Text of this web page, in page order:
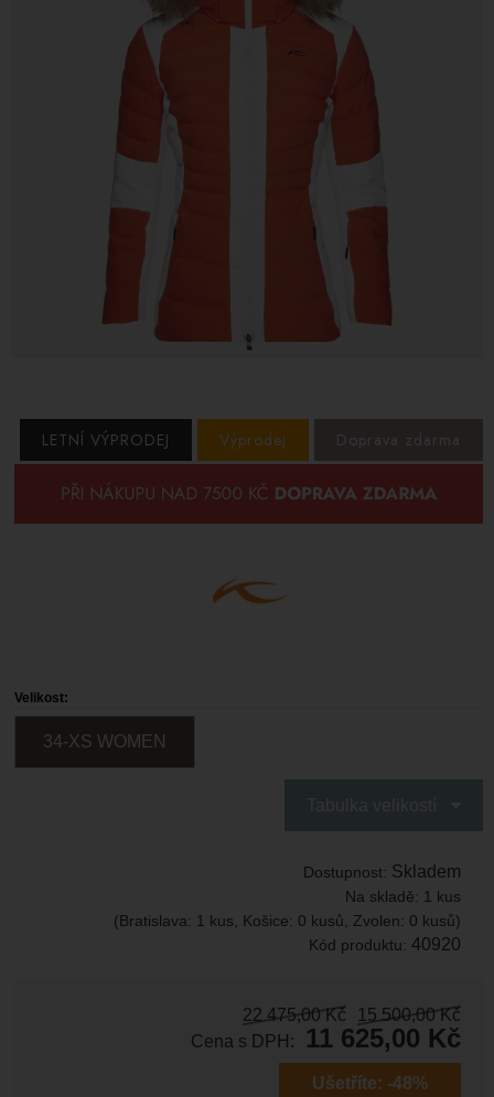
Výprodej
LETNÍ VÝPRODEJ
Velikost:
34-XS WOMEN
Dostupnost: Skladem
Na skladě: 1 kus
(Bratislava: 1 kus, Košice: 0 kusů, Zvolen: 0 kusů)
Kód produktu: 40920
22 475,00 Kč 15 500,00 Kč
Cena s DPH:
11 625,00 Kč
Ušetříte: -48%